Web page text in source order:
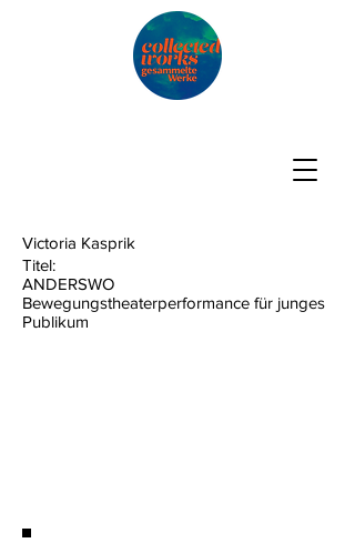
Victoria Kasprik
Titel:
ANDERSWO
Bewegungstheaterperformance für junges
Publikum